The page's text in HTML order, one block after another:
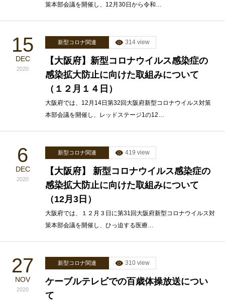
策本部会議を開催し、12月30日から令和…
15
DEC
2020
新型コロナ関連 314 view
【大阪府】新型コロナウイルス感染症の
感染拡大防止に向けた取組みについて
（１２月１４日）
大阪府では、12月14日第32回大阪府新型コロナウイルス対策
本部会議を開催し、レッドステージ1の12…
6
DEC
2020
新型コロナ関連 419 view
【大阪府】 新型コロナウイルス感染症の
感染拡大防止に向けた取組みについて
（12月3日）
大阪府では、１２月３日に第31回大阪府新型コロナウイルス対
策本部会議を開催し、ひっ迫する医療…
27
NOV
2020
新型コロナ関連 310 view
ケーブルテレビでの百歳体操放送につい
て